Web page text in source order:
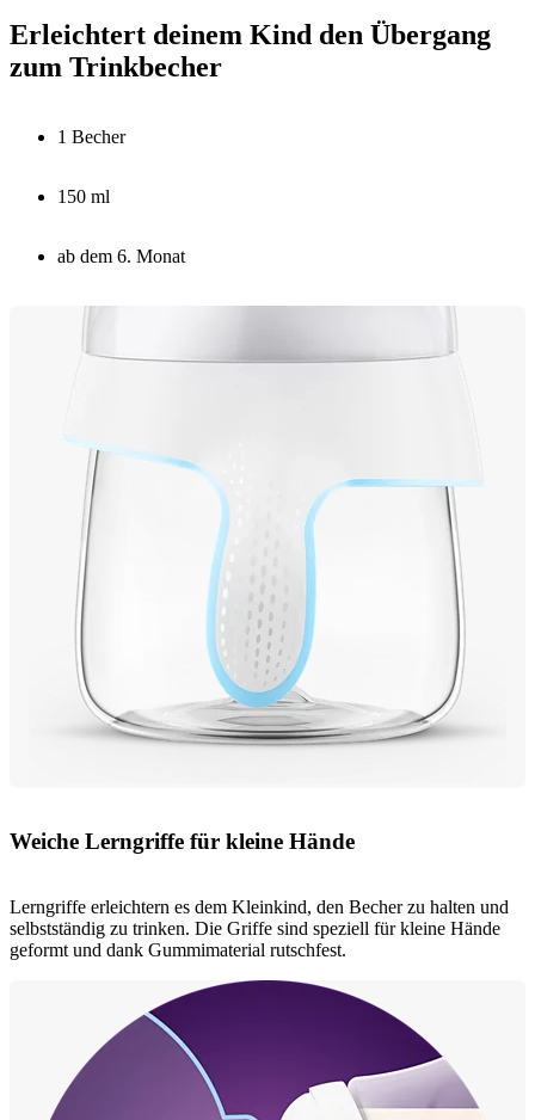
Erleichtert deinem Kind den Übergang
zum Trinkbecher
1 Becher
150 ml
ab dem 6. Monat
Weiche Lerngriffe für kleine Hände
Lerngriffe erleichtern es dem Kleinkind, den Becher zu halten und
selbstständig zu trinken. Die Griffe sind speziell für kleine Hände
geformt und dank Gummimaterial rutschfest.